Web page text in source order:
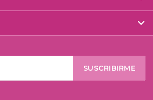
SUSCRIBIRME